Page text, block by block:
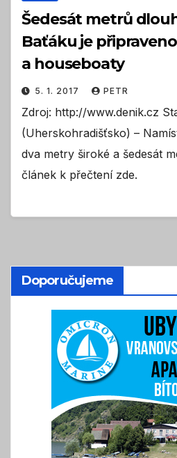
Šedesát metrů
Baťáku je
a houseboaty
5. 1. 2017 PETR
Zdroj: http://www.denik.cz
(Uherskohradišťsko) –
dva metry široké a šedesát
článek k přečtení zde.
Doporučujeme